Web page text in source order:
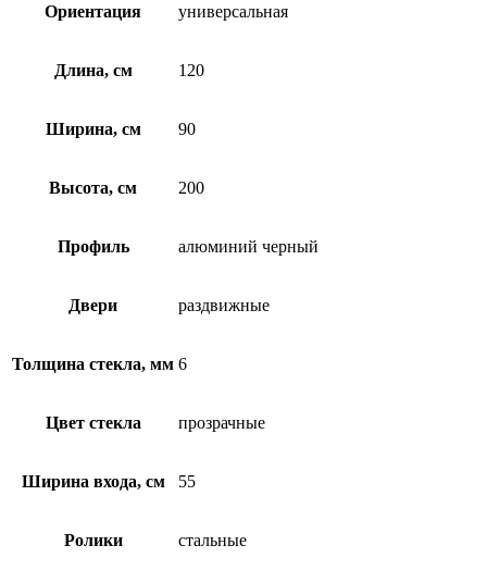
Ориентация универсальная
Длина, см 120
Ширина, см 90
Высота, см 200
Профиль алюминий черный
Двери раздвижные
Толщина стекла, мм 6
Цвет стекла прозрачные
Ширина входа, см 55
Ролики стальные